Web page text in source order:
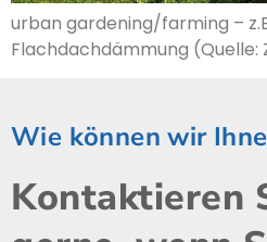
urban gardening/farming –
Flachdachdämmung (Quelle:
Wie können wir
Kontaktieren